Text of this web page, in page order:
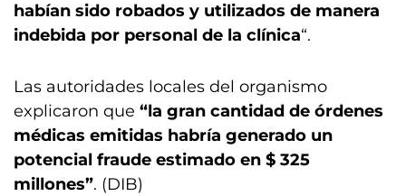
habían sido robados y utilizados de manera
indebida por personal de la clínica“.
Las autoridades locales del organismo
explicaron que “la gran cantidad de órdenes
médicas emitidas habría generado un
potencial fraude estimado en $ 325
millones”. (DIB)